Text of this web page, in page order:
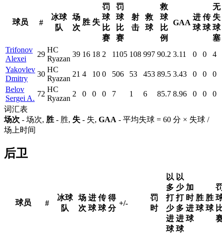
球员 #
冰球
队
场
次
胜 失
罚
球
比
赛
罚
球
比
赛
射
击
救
球
救
球
比
例
GAA
进
球
传
球
无
失
球
塞
Trifonov
Alexei
29
HC
Ryazan
39 16 18 2 1105 108 997 90.2 3.11 0 0
4
Yakovlev
Dmitry
30
HC
Ryazan
21 4 10 0 506 53 453 89.5 3.43 0 0
0
Belov
Sergei A.
72
HC
Ryazan
2 0 0 0 7 1 6 85.7 8.96 0 0
0
词汇表
场次 - 场次, 胜 - 胜, 失 - 失, GAA - 平均失球 = 60 分 × 失球 /
场上时间
后卫
球员 #
冰球
队
场
次
进
球
传
球
得
分
+/-
罚
时
以
多
打
少
进
球
以
少
打
多
进
球
加
时
进
球
胜
球
胜
球